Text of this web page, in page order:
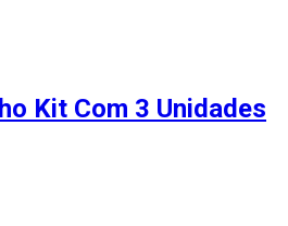
Kit Com 3 Unidades